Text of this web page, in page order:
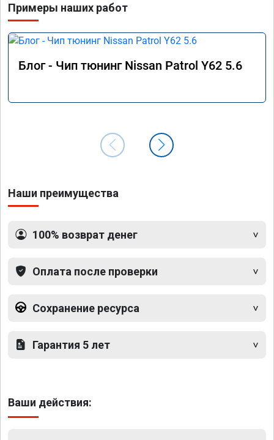
Примеры наших работ
Блог - Чип тюнинг Nissan Patrol Y62 5.6
Наши преимущества
100% возврат денег
Оплата после проверки
Сохранение ресурса
Гарантия 5 лет
Ваши действия: